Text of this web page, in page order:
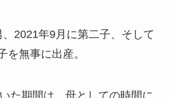
2021年9月に第二子、そして
を無事に出産。